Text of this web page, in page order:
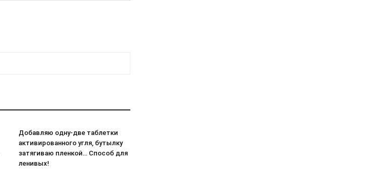
Добавляю одну-две таблетки
активированного угля, бутылку
затягиваю пленкой… Способ для
ленивых!